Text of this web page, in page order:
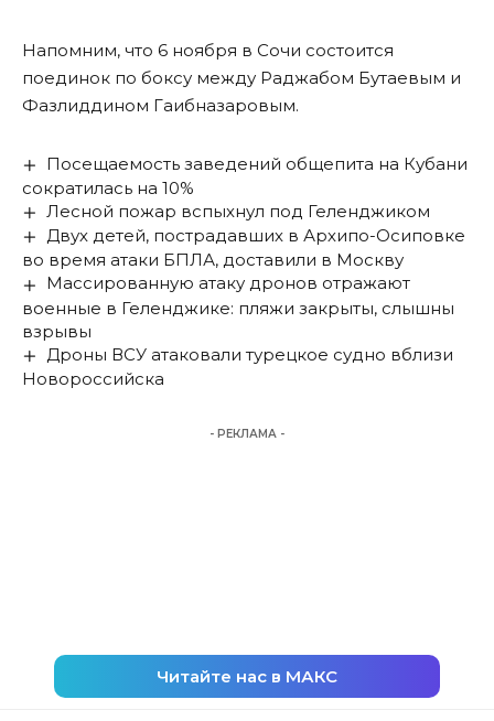
Напомним, что 6 ноября в Сочи состоится
поединок по боксу между Раджабом Бутаевым и
Фазлиддином Гаибназаровым.
Посещаемость заведений общепита на Кубани
сократилась на 10%
Лесной пожар вспыхнул под Геленджиком
Двух детей, пострадавших в Архипо-Осиповке
во время атаки БПЛА, доставили в Москву
Массированную атаку дронов отражают
военные в Геленджике: пляжи закрыты, слышны
взрывы
Дроны ВСУ атаковали турецкое судно вблизи
Новороссийска
- РЕКЛАМА -
Читайте нас в МАКС